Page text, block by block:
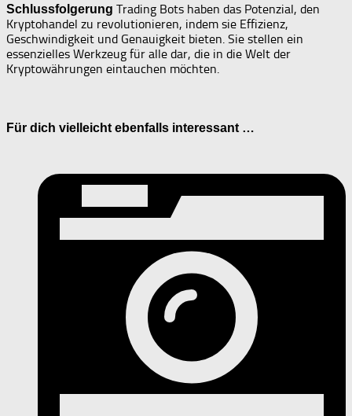
Schlussfolgerung Trading Bots haben das Potenzial, den
Kryptohandel zu revolutionieren, indem sie Effizienz,
Geschwindigkeit und Genauigkeit bieten. Sie stellen ein
essenzielles Werkzeug für alle dar, die in die Welt der
Kryptowährungen eintauchen möchten.
Für dich vielleicht ebenfalls interessant …